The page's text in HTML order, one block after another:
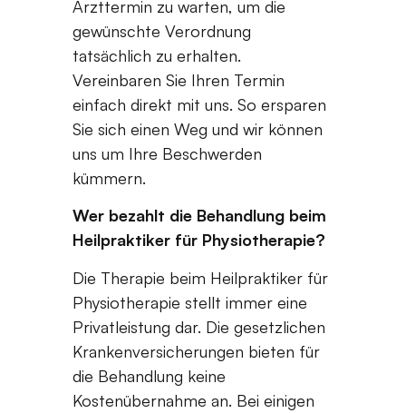
Arzttermin zu warten, um die
gewünschte Verordnung
tatsächlich zu erhalten.
Vereinbaren Sie Ihren Termin
einfach direkt mit uns. So ersparen
Sie sich einen Weg und wir können
uns um Ihre Beschwerden
kümmern.
Wer bezahlt die Behandlung beim
Heilpraktiker für Physiotherapie?
Die Therapie beim Heilpraktiker für
Physiotherapie stellt immer eine
Privatleistung dar. Die gesetzlichen
Krankenversicherungen bieten für
die Behandlung keine
Kostenübernahme an. Bei einigen